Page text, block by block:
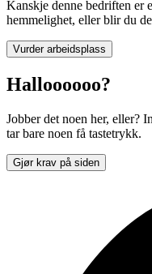
Kanskje denne bedriften er
hemmelighet, eller blir du
Vurder arbeidsplass
Halloooooo?
Jobber det noen her, eller?
tar bare noen få tastetrykk.
Gjør krav på siden